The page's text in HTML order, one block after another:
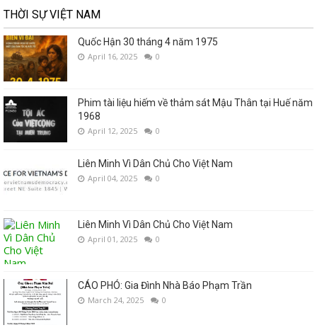
THỜI SỰ VIỆT NAM
Quốc Hận 30 tháng 4 năm 1975
April 16, 2025 0
Phim tài liệu hiếm về thảm sát Mậu Thân tại Huế năm
1968
April 12, 2025 0
Liên Minh Vì Dân Chủ Cho Việt Nam
April 04, 2025 0
Liên Minh Vì Dân Chủ Cho Việt Nam
April 01, 2025 0
CÁO PHÓ: Gia Đình Nhà Báo Phạm Trần
March 24, 2025 0